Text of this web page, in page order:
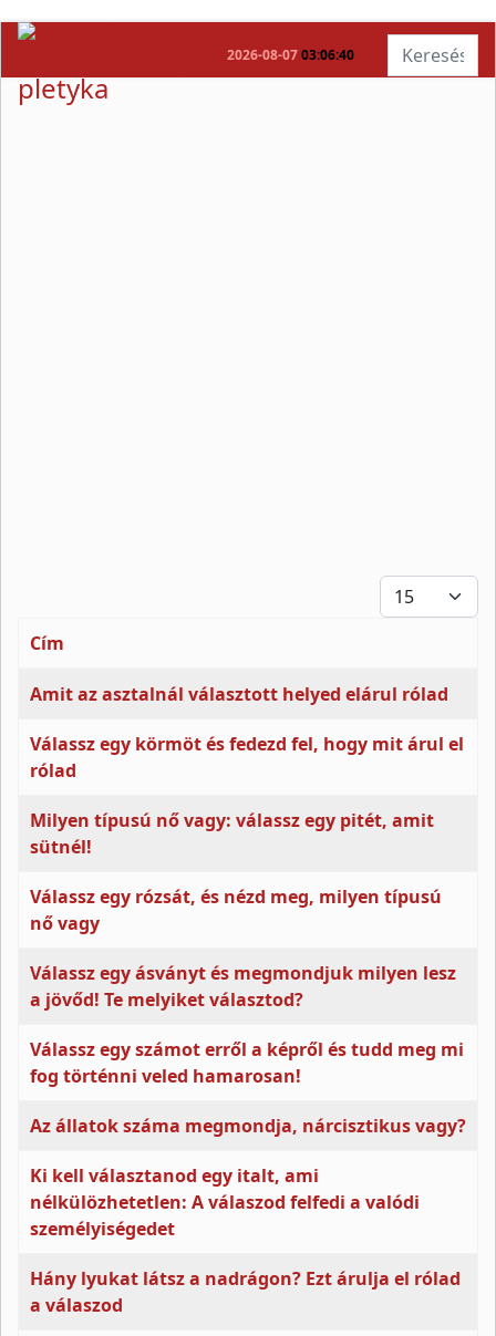
2026-08-07 03:06:40 Keresés...
Tételek #
Cím
Amit az asztalnál választott helyed elárul rólad
Válassz egy körmöt és fedezd fel, hogy mit árul el
rólad
Milyen típusú nő vagy: válassz egy pitét, amit
sütnél!
Válassz egy rózsát, és nézd meg, milyen típusú
nő vagy
Válassz egy ásványt és megmondjuk milyen lesz
a jövőd! Te melyiket választod?
Válassz egy számot erről a képről és tudd meg mi
fog történni veled hamarosan!
Az állatok száma megmondja, nárcisztikus vagy?
Ki kell választanod egy italt, ami
nélkülözhetetlen: A válaszod felfedi a valódi
személyiségedet
Hány lyukat látsz a nadrágon? Ezt árulja el rólad
a válaszod